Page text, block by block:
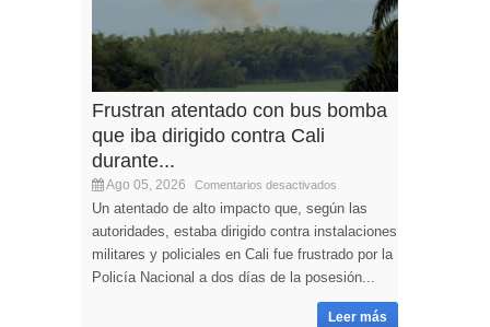
Frustran atentado con bus bomba
que iba dirigido contra Cali
durante...
Ago 05, 2026 Comentarios desactivados
Un atentado de alto impacto que, según las
autoridades, estaba dirigido contra instalaciones
militares y policiales en Cali fue frustrado por la
Policía Nacional a dos días de la posesión...
Leer más